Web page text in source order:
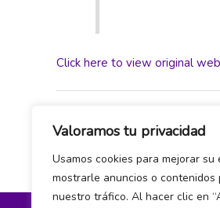
Valoramos tu privacidad
Usamos cookies para mejorar
mostrarle anuncios o contenidos
nuestro tráfico. Al hacer clic en
Click here to view original
←Entrada anterior